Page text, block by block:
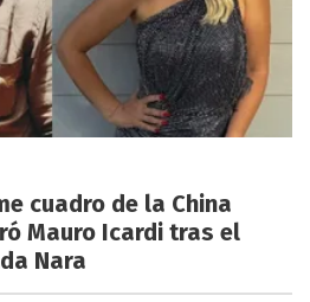
cuadro de la China
Mauro Icardi tras el
Nara